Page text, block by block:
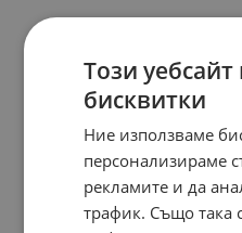
Този
бисквитки
Ние използваме
персонализираме
рекламите и да
трафик. Също така